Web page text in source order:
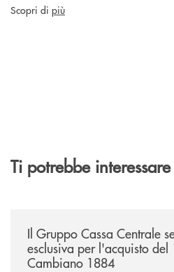
Scopri di più
Ti potrebbe
Il Gruppo Cassa Centrale
esclusiva per l'acquisto del
Cambiano 1884